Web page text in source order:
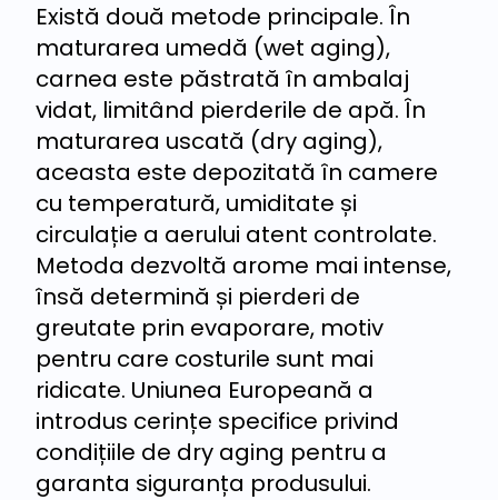
Există două metode principale. În
maturarea umedă (wet aging),
carnea este păstrată în ambalaj
vidat, limitând pierderile de apă. În
maturarea uscată (dry aging),
aceasta este depozitată în camere
cu temperatură, umiditate și
circulație a aerului atent controlate.
Metoda dezvoltă arome mai intense,
însă determină și pierderi de
greutate prin evaporare, motiv
pentru care costurile sunt mai
ridicate. Uniunea Europeană a
introdus cerințe specifice privind
condițiile de dry aging pentru a
garanta siguranța produsului.